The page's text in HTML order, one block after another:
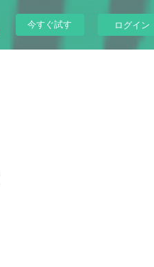
今すぐ試す ログイン